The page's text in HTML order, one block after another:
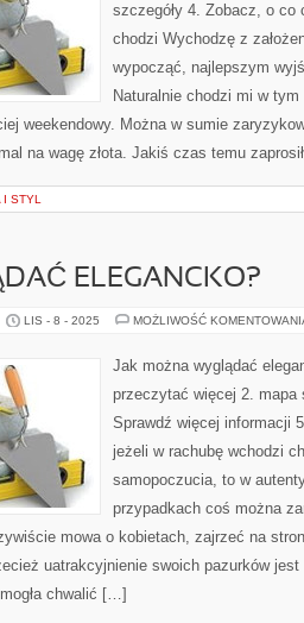
szczegóły 4. Zobacz, o
chodzi Wychodzę z
wypocząć, najlepszym
Naturalnie chodzi mi w
weekendowy. Można w sumie
na wagę złota. Jakiś czas temu
I STYL
ELEGANCKO?
LIS - 8 - 2025 MOŻLIWOŚĆ
Jak można wyglądać
przeczytać więcej 2.
Sprawdź więcej informacji
jeżeli w rachubę wchodzi
samopoczucia, to w
przypadkach coś można
mowa o kobietach, zajrzeć na
uatrakcyjnienie swoich pazurków jest
chwalić […]